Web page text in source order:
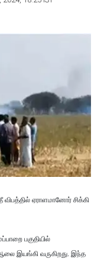
ஏராளமானோர் சிக்கி
பகுதியில்
இயங்கி வருகிறது. இந்த